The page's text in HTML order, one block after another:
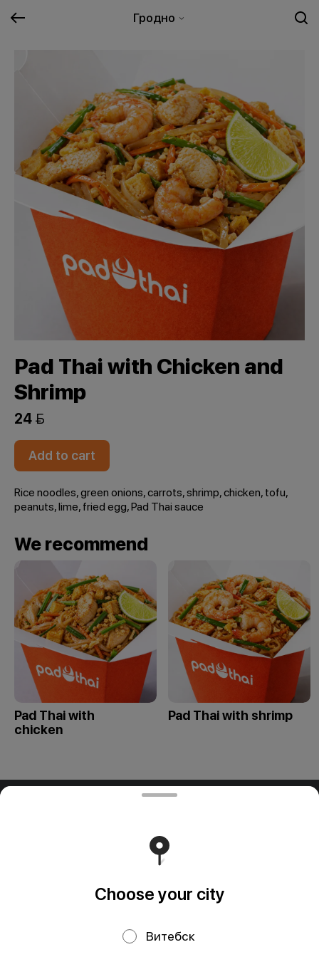
Гродно
Pad Thai with Chicken and
Shrimp
24 
Add to cart
Rice noodles, green onions, carrots, shrimp, chicken, tofu,
peanuts, lime, fried egg, Pad Thai sauce
We recommend
Pad Thai with
chicken
Pad Thai with shrimp
ООО "ПАДТАЙ-ГРУПП"
Свидетельство выдано Минским горисполкомом
03.12.2020 г. Интернет-магазин зарегистрирован в
Торговом реестре Республики Беларусь 18.01.2021г.
Choose your city
Витебск